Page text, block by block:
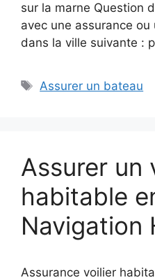
sur la marne Question
avec une assurance
dans la ville suivante :
Étiquettes
Assurer un bateau
Assurer un
habitable
Navigation
Assurance voilier